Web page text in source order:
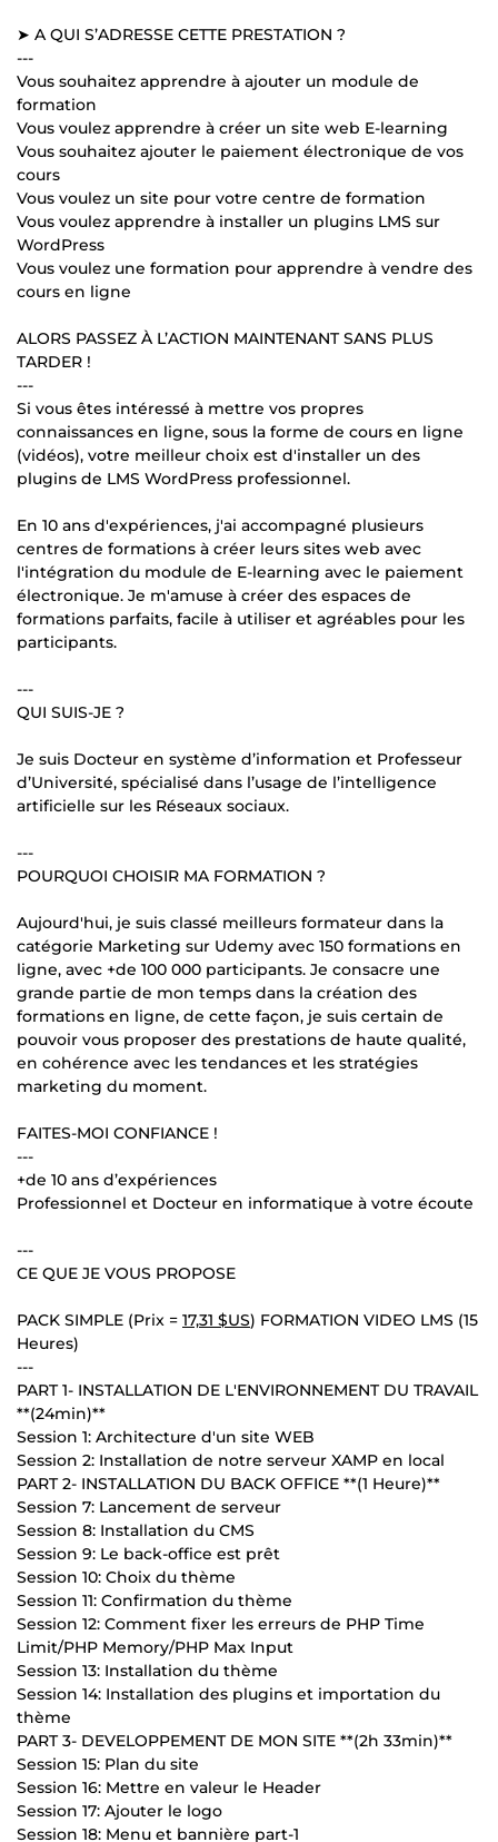
➤ A QUI S’ADRESSE CETTE PRESTATION ?
---
Vous souhaitez apprendre à ajouter un module de
formation
Vous voulez apprendre à créer un site web E-learning
Vous souhaitez ajouter le paiement électronique de vos
cours
Vous voulez un site pour votre centre de formation
Vous voulez apprendre à installer un plugins LMS sur
WordPress
Vous voulez une formation pour apprendre à vendre des
cours en ligne
ALORS PASSEZ À L’ACTION MAINTENANT SANS PLUS
TARDER !
---
Si vous êtes intéressé à mettre vos propres
connaissances en ligne, sous la forme de cours en ligne
(vidéos), votre meilleur choix est d'installer un des
plugins de LMS WordPress professionnel.
En 10 ans d'expériences, j'ai accompagné plusieurs
centres de formations à créer leurs sites web avec
l'intégration du module de E-learning avec le paiement
électronique. Je m'amuse à créer des espaces de
formations parfaits, facile à utiliser et agréables pour les
participants.
---
QUI SUIS-JE ?
Je suis Docteur en système d’information et Professeur
d’Université, spécialisé dans l’usage de l’intelligence
artificielle sur les Réseaux sociaux.
---
POURQUOI CHOISIR MA FORMATION ?
Aujourd'hui, je suis classé meilleurs formateur dans la
catégorie Marketing sur Udemy avec 150 formations en
ligne, avec +de 100 000 participants. Je consacre une
grande partie de mon temps dans la création des
formations en ligne, de cette façon, je suis certain de
pouvoir vous proposer des prestations de haute qualité,
en cohérence avec les tendances et les stratégies
marketing du moment.
FAITES-MOI CONFIANCE !
---
+de 10 ans d’expériences
Professionnel et Docteur en informatique à votre écoute
---
CE QUE JE VOUS PROPOSE
PACK SIMPLE (Prix = 17,31 $US) FORMATION VIDEO LMS (15
Heures)
---
PART 1- INSTALLATION DE L'ENVIRONNEMENT DU TRAVAIL
**(24min)**
Session 1: Architecture d'un site WEB
Session 2: Installation de notre serveur XAMP en local
PART 2- INSTALLATION DU BACK OFFICE **(1 Heure)**
Session 7: Lancement de serveur
Session 8: Installation du CMS
Session 9: Le back-office est prêt
Session 10: Choix du thème
Session 11: Confirmation du thème
Session 12: Comment fixer les erreurs de PHP Time
Limit/PHP Memory/PHP Max Input
Session 13: Installation du thème
Session 14: Installation des plugins et importation du
thème
PART 3- DEVELOPPEMENT DE MON SITE **(2h 33min)**
Session 15: Plan du site
Session 16: Mettre en valeur le Header
Session 17: Ajouter le logo
Session 18: Menu et bannière part-1